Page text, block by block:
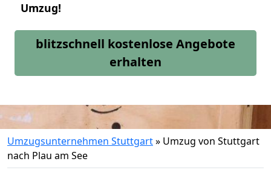
Umzug!
blitzschnell kostenlose Angebote
erhalten
Umzugsunternehmen Stuttgart» Umzug von Stuttgart
nach Plau am See